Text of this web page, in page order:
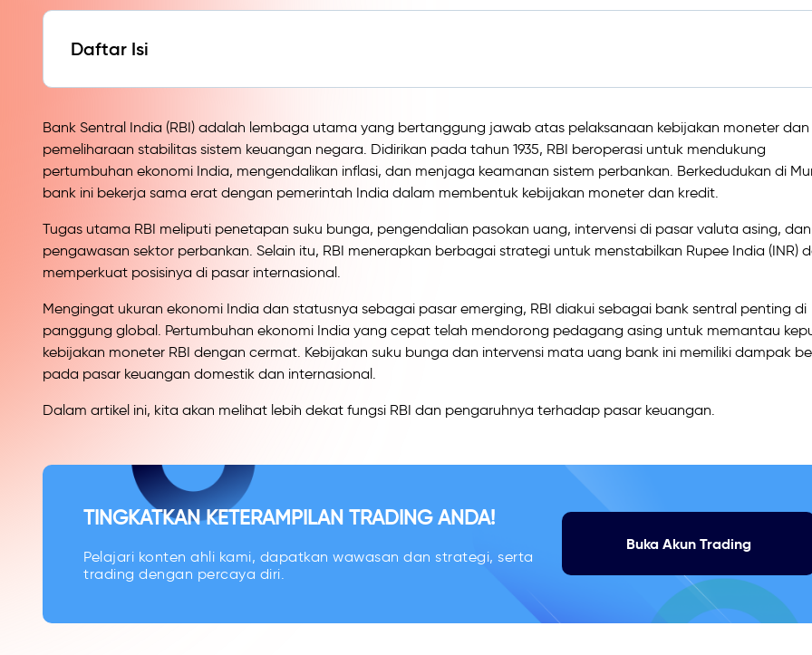
Daftar Isi
Bank Sentral India (RBI) adalah lembaga utama yang bertanggung jawab atas pelaksanaan kebijakan moneter dan
pemeliharaan stabilitas sistem keuangan negara. Didirikan pada tahun 1935, RBI beroperasi untuk mendukung
pertumbuhan ekonomi India, mengendalikan inflasi, dan menjaga keamanan sistem perbankan. Berkedudukan di
bank ini bekerja sama erat dengan pemerintah India dalam membentuk kebijakan moneter dan kredit.
Tugas utama RBI meliputi penetapan suku bunga, pengendalian pasokan uang, intervensi di pasar valuta asing, dan
pengawasan sektor perbankan. Selain itu, RBI menerapkan berbagai strategi untuk menstabilkan Rupee India (INR)
memperkuat posisinya di pasar internasional.
Mengingat ukuran ekonomi India dan statusnya sebagai pasar emerging, RBI diakui sebagai bank sentral penting di
panggung global. Pertumbuhan ekonomi India yang cepat telah mendorong pedagang asing untuk memantau
kebijakan moneter RBI dengan cermat. Kebijakan suku bunga dan intervensi mata uang bank ini memiliki dampak
pada pasar keuangan domestik dan internasional.
Dalam artikel ini, kita akan melihat lebih dekat fungsi RBI dan pengaruhnya terhadap pasar keuangan.
TINGKATKAN KETERAMPILAN TRADING ANDA!
Pelajari konten ahli kami, dapatkan wawasan dan strategi, serta
trading dengan percaya diri.
Buka Akun Trading